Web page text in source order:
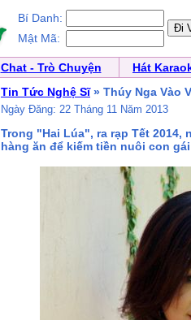
Bí Danh:
Mật Mã:
Chat - Trò Chuyện
Hát
Tin Tức Nghệ Sĩ» Thúy Nga Vào
Ngày Đăng: 22 Tháng 11 Năm 2013
Trong "Hai Lúa", ra rạp Tết
hàng ăn để kiếm tiền nuôi con